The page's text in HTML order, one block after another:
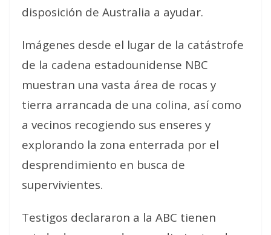
disposición de Australia a ayudar.
Imágenes desde el lugar de la catástrofe
de la cadena estadounidense NBC
muestran una vasta área de rocas y
tierra arrancada de una colina, así como
a vecinos recogiendo sus enseres y
explorando la zona enterrada por el
desprendimiento en busca de
supervivientes.
Testigos declararon a la ABC tienen